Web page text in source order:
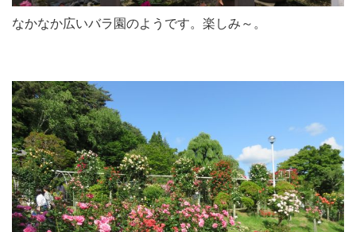
なかなか広いバラ園のようです。楽しみ～。